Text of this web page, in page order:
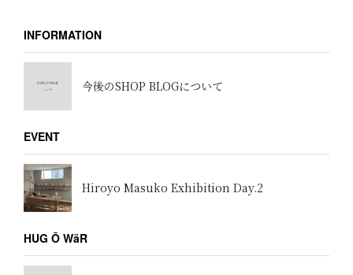
INFORMATION
今後のSHOP BLOGについて
EVENT
Hiroyo Masuko Exhibition Day.2
HUG Ō WäR